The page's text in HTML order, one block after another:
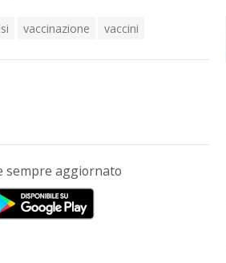
vaccinazione vaccini
sempre aggiornato